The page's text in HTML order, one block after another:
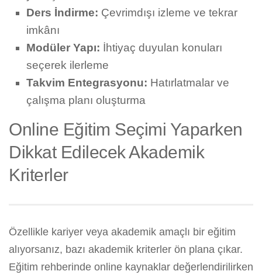
Ders İndirme: Çevrimdışı izleme ve tekrar
imkânı
Modüler Yapı: İhtiyaç duyulan konuları
seçerek ilerleme
Takvim Entegrasyonu: Hatırlatmalar ve
çalışma planı oluşturma
Online Eğitim Seçimi Yaparken
Dikkat Edilecek Akademik
Kriterler
Özellikle kariyer veya akademik amaçlı bir eğitim
alıyorsanız, bazı akademik kriterler ön plana çıkar.
Eğitim rehberinde online kaynaklar değerlendirilirken